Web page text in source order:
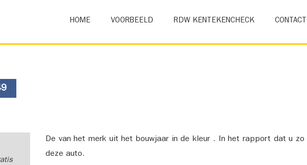
HOME VOORBEELD RDW KENTEKENCHECK CONTACT
De van het merk uit het bouwjaar in de kleur . In het rapport dat u
deze auto.